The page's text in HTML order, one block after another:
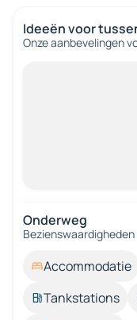
Ideeën voor
Onze aanbevelingen
Onderweg
Accommodatie
Tankstations